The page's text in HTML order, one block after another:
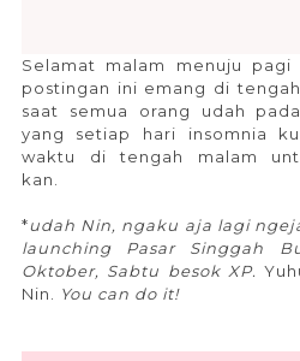
Selamat malam menuju
postingan ini emang di
saat semua orang udah
yang setiap hari insomnia
waktu di tengah malam
kan.
*udah Nin, ngaku aja lagi
launching Pasar Singgah
Oktober, Sabtu besok XP.
Nin.
You can do it!